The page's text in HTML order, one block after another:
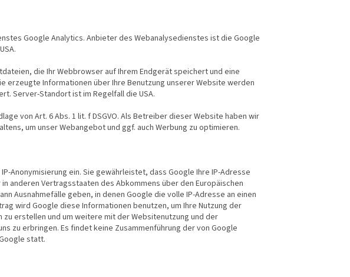
Google Analytics. Anbieter des Webanalysedienstes ist die Google
die Ihr Webbrowser auf Ihrem Endgerät speichert und eine
erzeugte Informationen über Ihre Benutzung unserer Website werden
Server-Standort ist im Regelfall die USA.
von Art. 6 Abs. 1 lit. f DSGVO. Als Betreiber dieser Website haben wir
um unser Webangebot und ggf. auch Werbung zu optimieren.
Anonymisierung ein. Sie gewährleistet, dass Google Ihre IP-Adresse
anderen Vertragsstaaten des Abkommens über den Europäischen
Ausnahmefälle geben, in denen Google die volle IP-Adresse an einen
wird Google diese Informationen benutzen, um Ihre Nutzung der
erstellen und um weitere mit der Websitenutzung und der
zu erbringen. Es findet keine Zusammenführung der von Google
statt.